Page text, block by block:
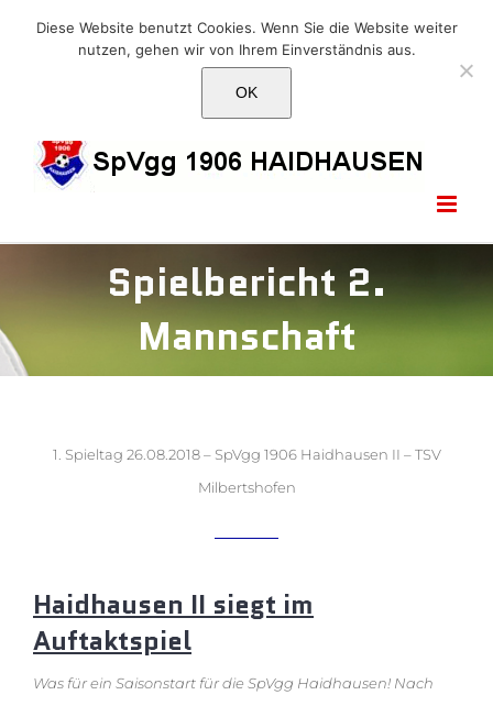
E-Mail: info@1906haidhausen.de
FacebookInstagram
E-
Spielbericht 2.
Mannschaft
1. Spieltag 26.08.2018 – SpVgg 1906 Haidhausen II – TSV
Milbertshofen
Haidhausen II siegt im
Auftaktspiel
Was für ein Saisonstart für die SpVgg Haidhausen! Nach
Diese Website benutzt Cookies. Wenn Sie die Website weiter
nutzen, gehen wir von Ihrem Einverständnis aus.
OK